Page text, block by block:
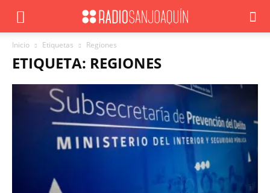
Inicio Etiquetas Regiones
ETIQUETA: REGIONES